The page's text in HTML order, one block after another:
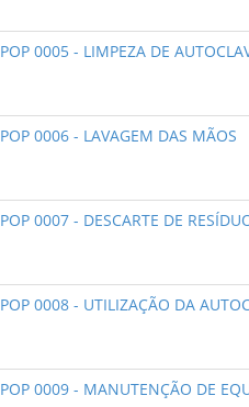
POP 0005 - LIMPEZA DE
POP 0006 - LAVAGEM DAS MÃOS
POP 0007 - DESCARTE DE
POP 0008 - UTILIZAÇÃO DA
POP 0009 - MANUTENÇÃO DE